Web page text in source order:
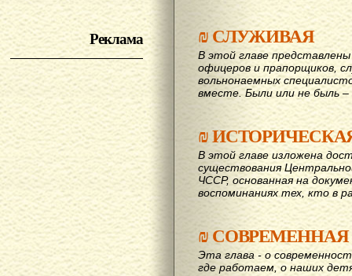
Реклама ₪СЛУЖИВАЯ
В этой главе
офицеров и прапорщиков,
вольнонаемных
вместе. Были или не быль –
₪
В этой главе изложена
существования
ЧССР, основанная на
воспоминаниях тех, кто в
₪СОВРЕМЕННАЯ
Эта глава - о
где работаем, о наших